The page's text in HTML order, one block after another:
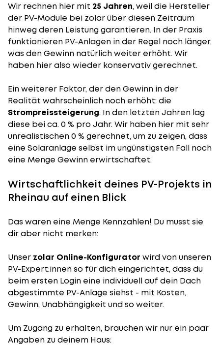
Wir rechnen hier mit 25 Jahren, weil die Hersteller
der PV-Module bei zolar über diesen Zeitraum
hinweg deren Leistung garantieren. In der Praxis
funktionieren PV-Anlagen in der Regel noch länger,
was den Gewinn natürlich weiter erhöht. Wir
haben hier also wieder konservativ gerechnet.
Ein weiterer Faktor, der den Gewinn in der
Realität wahrscheinlich noch erhöht: die
Strompreissteigerung. In den letzten Jahren lag
diese bei ca. 0 % pro Jahr. Wir haben hier mit sehr
unrealistischen 0 % gerechnet, um zu zeigen, dass
eine Solaranlage selbst im ungünstigsten Fall noch
eine Menge Gewinn erwirtschaftet.
Wirtschaftlichkeit deines PV-Projekts in
Rheinau auf einen Blick
Das waren eine Menge Kennzahlen! Du musst sie
dir aber nicht merken:
Unser zolar Online-Konfigurator wird von unseren
PV-Expert:innen so für dich eingerichtet, dass du
beim ersten Login eine individuell auf dein Dach
abgestimmte PV-Anlage siehst - mit Kosten,
Gewinn, Unabhängigkeit und so weiter.
Um Zugang zu erhalten, brauchen wir nur ein paar
Angaben zu deinem Haus: